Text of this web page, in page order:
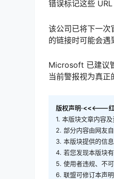
错误标记这些 URL
该公司已将下一
的链接时可能会遇
Microsoft 已建议
当前警报视为真正
版权声明·<<<---
1. 本版块文章内容
2. 部分内容由网友
3. 本版块提供的信
4. 若您发现本版块
5. 使用者违规、不
6. 联盟可修订本声